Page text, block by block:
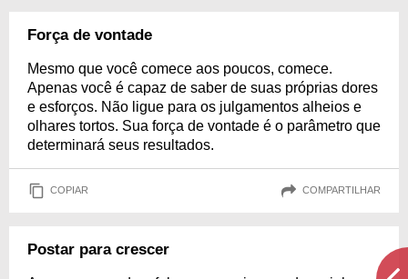
Força de vontade
Mesmo que você comece aos poucos, comece.
Apenas você é capaz de saber de suas próprias dores
e esforços. Não ligue para os julgamentos alheios e
olhares tortos. Sua força de vontade é o parâmetro que
determinará seus resultados.
COPIAR COMPARTILHAR
Postar para crescer